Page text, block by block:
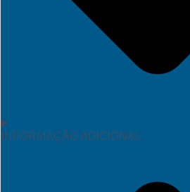
INFORMAÇÃO ADICIONAL